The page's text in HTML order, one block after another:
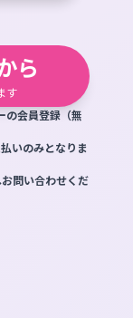
ら
す
の会員登録（無
いのみとなりま
問い合わせくだ